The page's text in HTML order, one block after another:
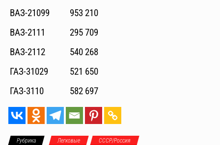
ВАЗ-21099
953 210
ВАЗ-2111
295 709
ВАЗ-2112
540 268
ГАЗ-31029
521 650
ГАЗ-3110
582 697
Рубрика Легковые СССР/Россия